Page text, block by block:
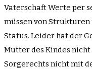
Vaterschaft Werte per
müssen von
Status. Leider hat der
Mutter des Kindes
Sorgerechts nicht mit